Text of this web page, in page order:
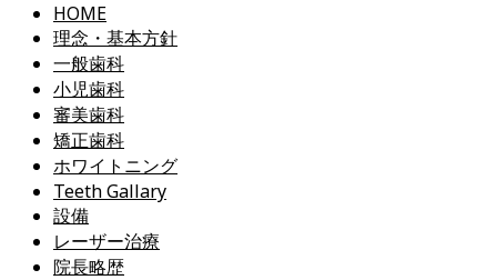
HOME
理念・基本方針
一般歯科
小児歯科
審美歯科
矯正歯科
ホワイトニング
Teeth Gallary
設備
レーザー治療
院長略歴